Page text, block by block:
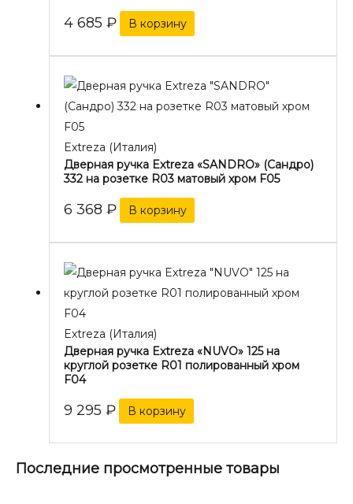
4 685 ₽ В корзину
Extreza (Италия)
Дверная ручка Extreza «SANDRO» (Сандро)
332 на розетке R03 матовый хром F05
6 368 ₽ В корзину
Extreza (Италия)
Дверная ручка Extreza «NUVO» 125 на
круглой розетке R01 полированный хром
F04
9 295 ₽ В корзину
Последние просмотренные товары